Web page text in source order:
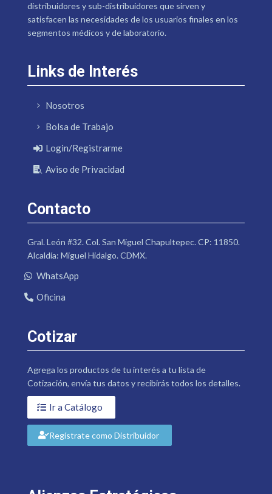
distribuidores y sub-distribuidores que sirven y
satisfacen las necesidades de los usuarios finales en los
segmentos médicos y de laboratorio.
Links de Interés
Nosotros
Bolsa de Trabajo
Login/Registrarme
Aviso de Privacidad
Contacto
Gral. León #32. Col. San Miguel Chapultepec. CP: 11850.
Alcaldía: Miguel Hidalgo. CDMX.
WhatsApp
Oficina
Cotizar
Agrega los productos de tu interés a tu lista de
Cotización, envía tus datos y recibirás todos los detalles.
Ir a Catálogo
Regístrate como Distribuidor